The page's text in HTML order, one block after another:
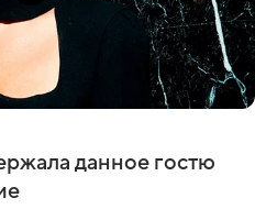
данное гостю